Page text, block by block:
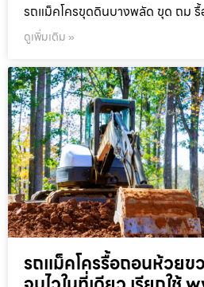
รถแม็คโครขุดดินบางพลัด ขุด ถม
ดูเพิ่มเติม »
รถแม็คโครรื้อถอนห้วยข